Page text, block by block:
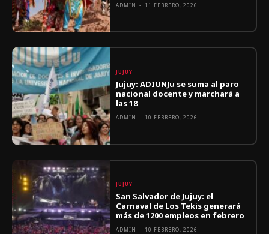
ADMIN - 11 FEBRERO, 2026
JUJUY
Jujuy: ADIUNJu se suma al paro
nacional docente y marchará a
las 18
ADMIN - 10 FEBRERO, 2026
JUJUY
San Salvador de Jujuy: el
Carnaval de Los Tekis generará
más de 1200 empleos en febrero
ADMIN - 10 FEBRERO, 2026